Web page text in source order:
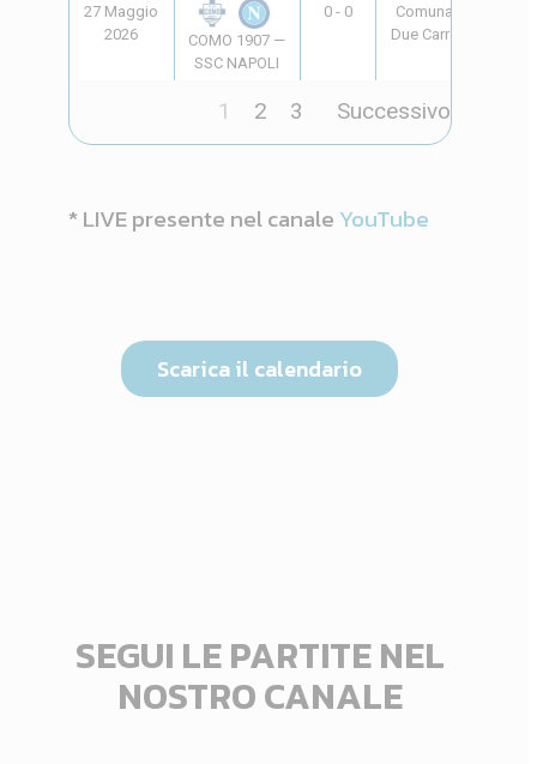
27 Maggio
2026
COMO 1907 —
SSC NAPOLI
0 - 0
Comunale
Due Carrare
1 2 3 Successivo
* LIVE presente nel canale YouTube
Scarica il calendario
SEGUI LE PARTITE NEL
NOSTRO CANALE